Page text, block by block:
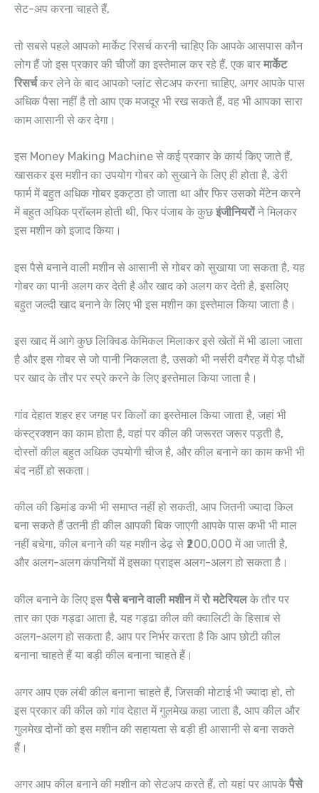
सेट-अप करना चाहते हैं,
तो सबसे पहले आपको मार्केट रिसर्च करनी चाहिए कि आपके आसपास कौन
लोग हैं जो इस प्रकार की चीजों का इस्तेमाल कर रहे हैं, एक बार मार्केट
रिसर्चकर लेने के बाद आपको प्लांट सेटअप करना चाहिए, अगर आपके पास
अधिक पैसा नहीं है तो आप एक मजदूर भी रख सकते हैं, वह भी आपका सारा
काम आसानी से कर देगा।
इस Money Making Machine से कई प्रकार के कार्य किए जाते हैं,
खासकर इस मशीन का उपयोग गोबर को सुखाने के लिए ही होता है, डेरी
फार्म में बहुत अधिक गोबर इकट्ठा हो जाता था और फिर उसको मेंटेन करने
में बहुत अधिक प्रॉब्लम होती थी, फिर पंजाब के कुछइंजीनियरोंने मिलकर
इस मशीन को इजाद किया।
इस पैसे बनाने वाली मशीन से आसानी से गोबर को सुखाया जा सकता है, यह
गोबर का पानी अलग कर देती है और खाद को अलग कर देती है, इसलिए
बहुत जल्दी खाद बनाने के लिए भी इस मशीन का इस्तेमाल किया जाता है।
इस खाद में आगे कुछ लिक्विड केमिकल मिलाकर इसे खेतों में भी डाला जाता
है और इस गोबर से जो पानी निकलता है, उसको भी नर्सरी वगैरह में पेड़ पौधों
पर खाद के तौर पर स्प्रे करने के लिए इस्तेमाल किया जाता है।
गांव देहात शहर हर जगह पर किलों का इस्तेमाल किया जाता है, जहां भी
कंस्ट्रक्शन का काम होता है, वहां पर कील की जरूरत जरूर पड़ती है,
दोस्तों कील बहुत अधिक उपयोगी चीज है, और कील बनाने का काम कभी भी
बंद नहीं हो सकता।
कील की डिमांड कभी भी समाप्त नहीं हो सकती, आप जितनी ज्यादा किल
बना सकते हैं उतनी ही कील आपकी बिक जाएगी आपके पास कभी भी माल
नहीं बचेगा, कील बनाने की यह मशीन डेढ़ से ₹200,000 में आ जाती है,
और अलग-अलग कंपनियों में इसका प्राइस अलग-अलग हो सकता है।
कील बनाने के लिए इस पैसे बनाने वाली मशीनमेंरो मटेरियलके तौर पर
तार का एक गड्ढा आता है, यह गड्ढा कील की क्वालिटी के हिसाब से
अलग-अलग हो सकता है, आप पर निर्भर करता है कि आप छोटी कील
बनाना चाहते हैं या बड़ी कील बनाना चाहते हैं।
अगर आप एक लंबी कील बनाना चाहते हैं, जिसकी मोटाई भी ज्यादा हो, तो
इस प्रकार की कील को गांव देहात में गुलमेख कहा जाता है, आप कील और
गुलमेख दोनों को इस मशीन की सहायता से बड़ी ही आसानी से बना सकते
हैं।
अगर आप कील बनाने की मशीन को सेटअप करते हैं, तो यहां पर आपके पैसे